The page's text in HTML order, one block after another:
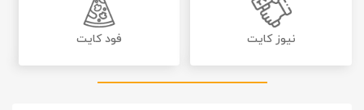
نیوز کایت فود کایت